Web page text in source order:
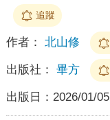
追蹤
作者： 北山修
出版社： 畢方
出版日： 2026/01/05